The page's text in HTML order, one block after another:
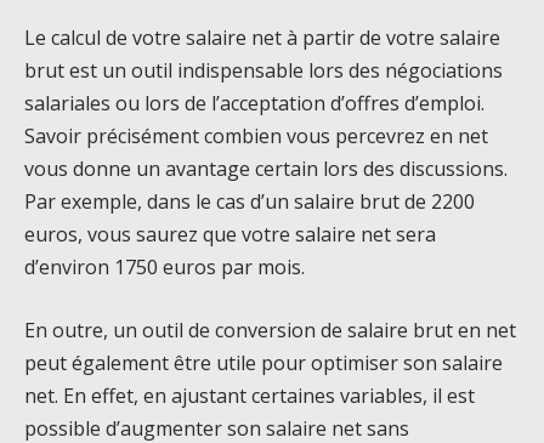
Le calcul de votre salaire net à partir de votre salaire
brut est un outil indispensable lors des négociations
salariales ou lors de l’acceptation d’offres d’emploi.
Savoir précisément combien vous percevrez en net
vous donne un avantage certain lors des discussions.
Par exemple, dans le cas d’un salaire brut de 2200
euros, vous saurez que votre salaire net sera
d’environ 1750 euros par mois.
En outre, un outil de conversion de salaire brut en net
peut également être utile pour optimiser son salaire
net. En effet, en ajustant certaines variables, il est
possible d’augmenter son salaire net sans